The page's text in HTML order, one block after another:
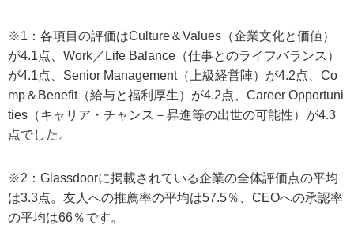
※1：各項目の評価はCulture＆Values（企業文化と価値）
が4.1点、Work／Life Balance（仕事とのライフバランス）
が4.1点、Senior Management（上級経営陣）が4.2点、Co
mp＆Benefit（給与と福利厚生）が4.2点、Career Opportuni
ties（キャリア・チャンス－昇進等の出世の可能性）が4.3
点でした。
※2：Glassdoorに掲載されている企業の全体評価点の平均
は3.3点。友人への推薦率の平均は57.5％、CEOへの承認率
の平均は66％です。